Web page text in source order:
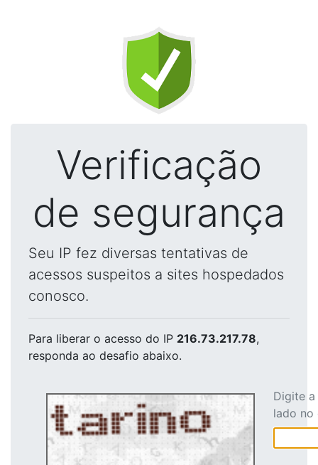
Verificação
de segurança
Seu IP fez diversas tentativas de
acessos suspeitos a sites hospedados
conosco.
Para liberar o acesso do IP 216.73.217.78,
responda ao desafio abaixo.
Digite
lado no